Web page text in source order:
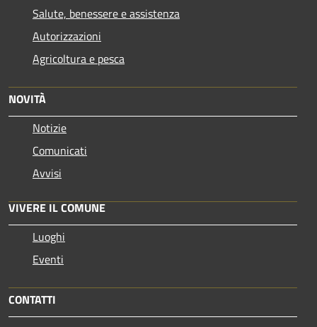
Salute, benessere e assistenza
Autorizzazioni
Agricoltura e pesca
NOVITÀ
Notizie
Comunicati
Avvisi
VIVERE IL COMUNE
Luoghi
Eventi
CONTATTI